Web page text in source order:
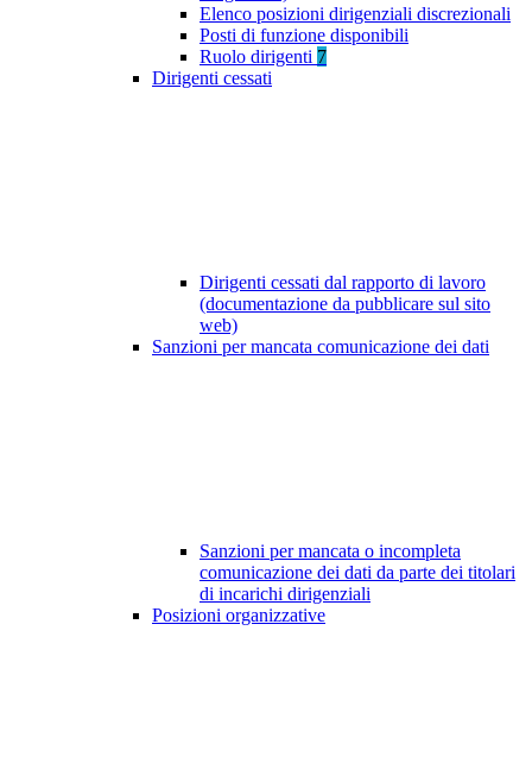
Elenco posizioni dirigenziali discrezionali
Posti di funzione disponibili
Ruolo dirigenti 7
Dirigenti cessati
Dirigenti cessati dal rapporto di lavoro
(documentazione da pubblicare sul sito
web)
Sanzioni per mancata comunicazione dei dati
Sanzioni per mancata o incompleta
comunicazione dei dati da parte dei titolari
di incarichi dirigenziali
Posizioni organizzative